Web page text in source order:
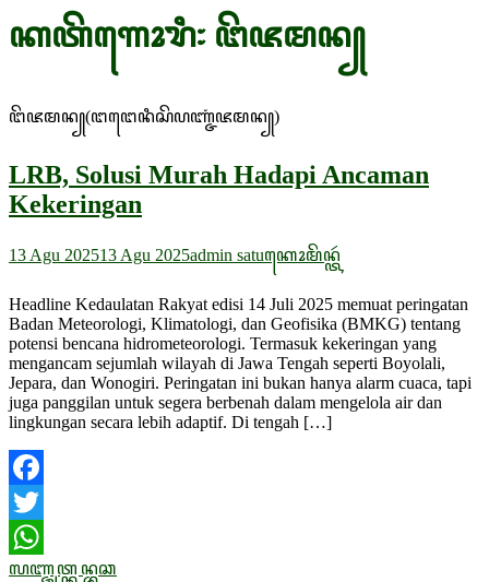
ꦏꦠꦼꦒꦺꦴꦫꦶ꧇ ꦔꦼꦗꦩꦤ꧀
ꦔꦼꦗꦩꦤ꧀(ꦔꦔꦺꦤꦶꦱꦼꦥꦚ꧀ꦗꦁꦗꦩꦤ꧀)
LRB, Solusi Murah Hadapi Ancaman
Kekeringan
13 Agu 202513 Agu 2025admin satuꦏꦺꦴꦩꦼꦤ꧀ꦠꦂ
Headline Kedaulatan Rakyat edisi 14 Juli 2025 memuat peringatan
Badan Meteorologi, Klimatologi, dan Geofisika (BMKG) tentang
potensi bencana hidrometeorologi. Termasuk kekeringan yang
mengancam sejumlah wilayah di Jawa Tengah seperti Boyolali,
Jepara, dan Wonogiri. Peringatan ini bukan hanya alarm cuaca, tapi
juga panggilan untuk segera berbenah dalam mengelola air dan
lingkungan secara lebih adaptif. Di tengah […]
Facebook
Twitter
WhatsApp
ꦭꦚ꧀ꦗꦸꦠ꧀ꦏꦤ꧀ꦧꦕ